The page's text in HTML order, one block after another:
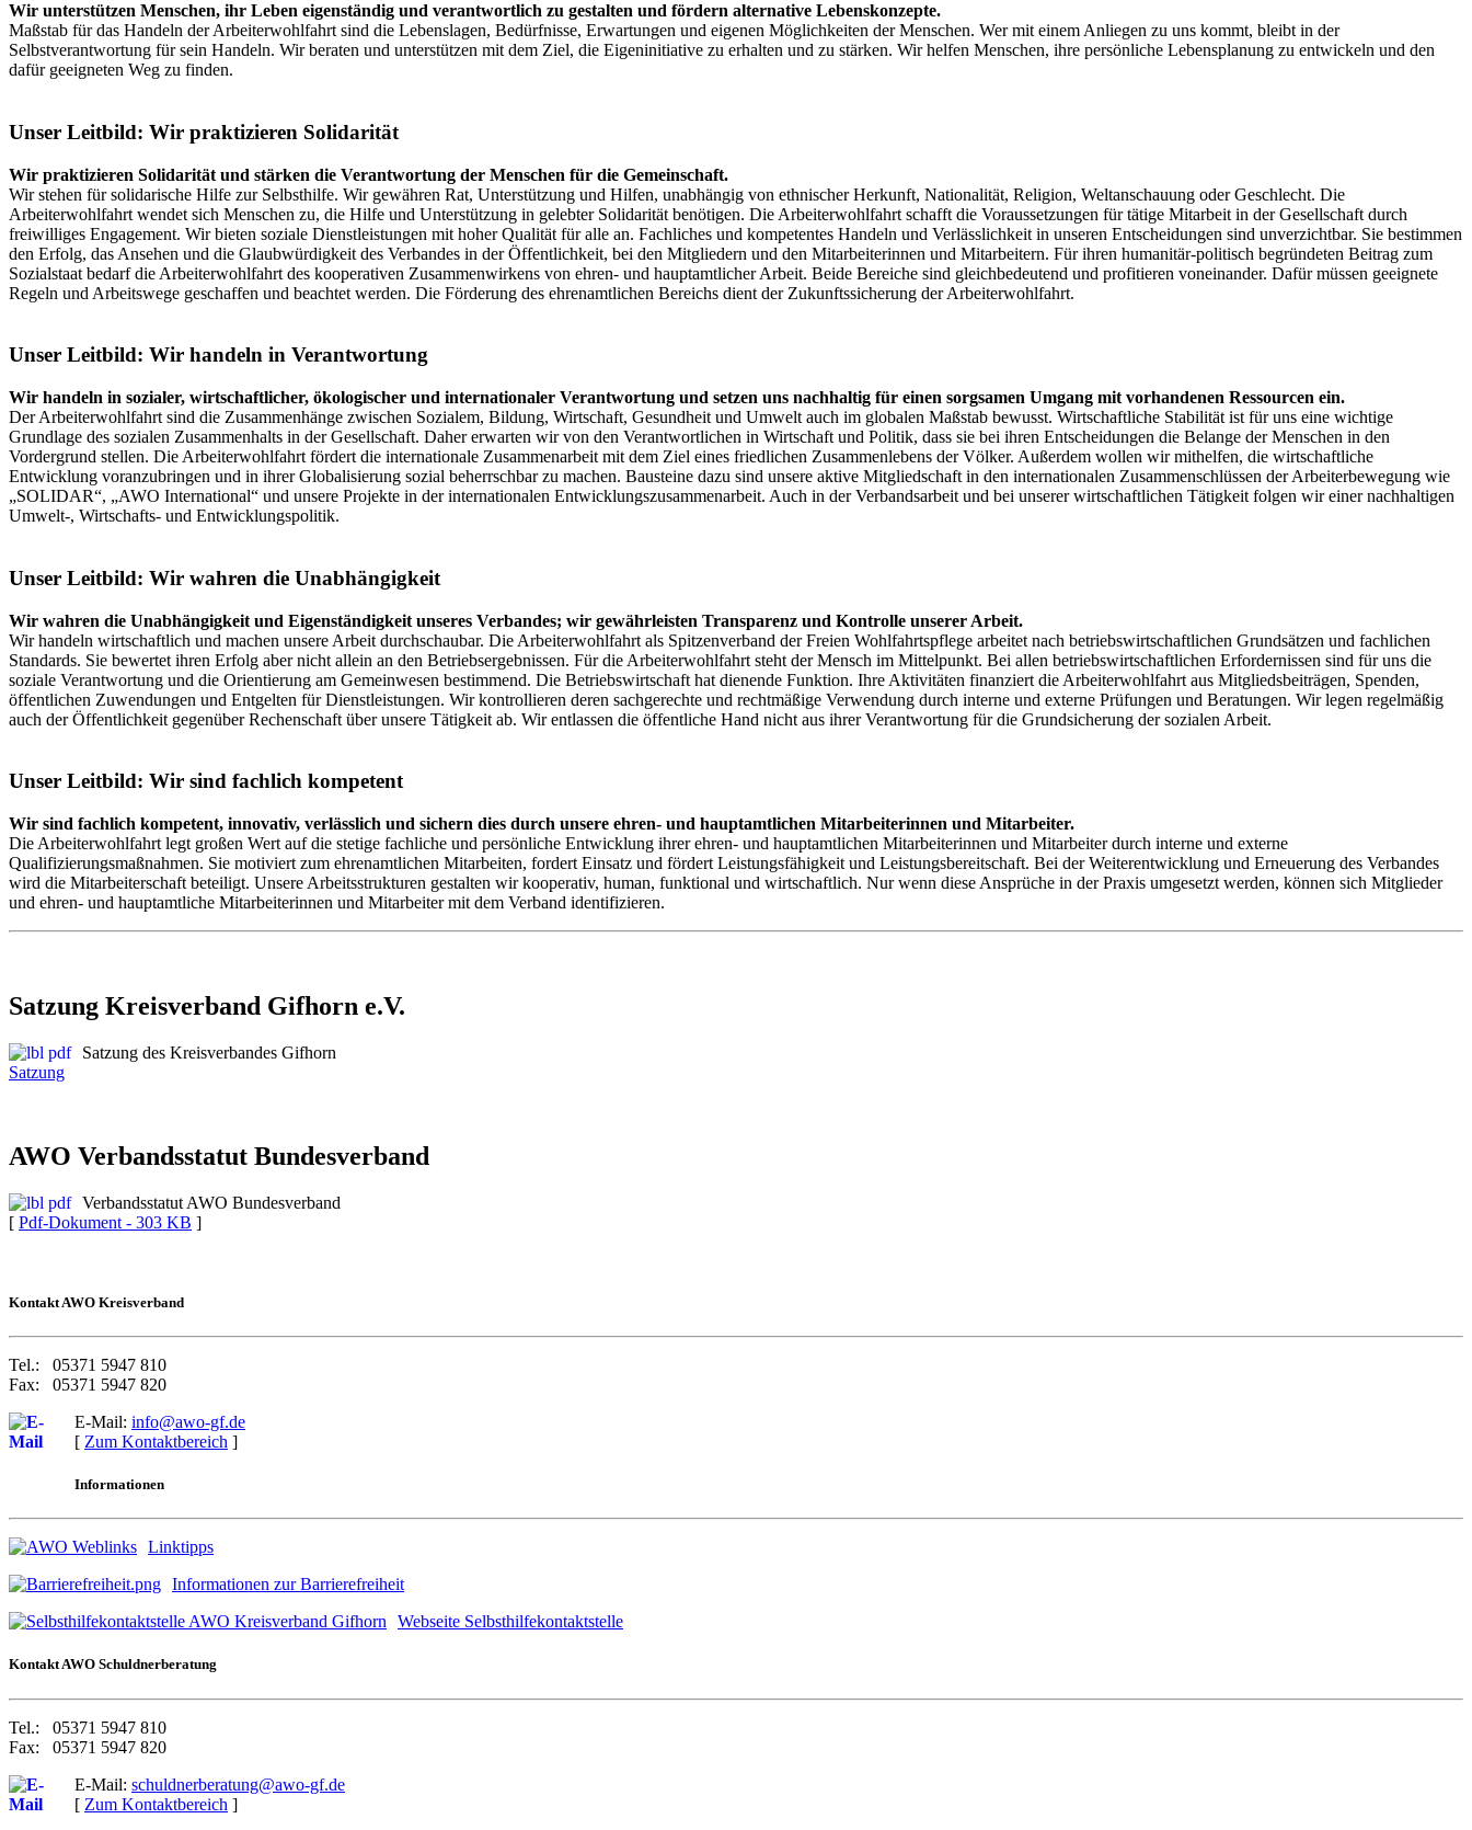
Wir unterstützen Menschen, ihr Leben eigenständig und verantwortlich zu gestalten und fördern alternative Lebenskonzepte.
Maßstab für das Handeln der Arbeiterwohlfahrt sind die Lebenslagen, Bedürfnisse, Erwartungen und eigenen Möglichkeiten der Menschen. Wer mit einem Anliegen zu uns kommt, bleibt in der
Selbstverantwortung für sein Handeln. Wir beraten und unterstützen mit dem Ziel, die Eigeninitiative zu erhalten und zu stärken. Wir helfen Menschen, ihre persönliche Lebensplanung zu entwickeln und den
dafür geeigneten Weg zu finden.
Unser Leitbild: Wir praktizieren Solidarität
Wir praktizieren Solidarität und stärken die Verantwortung der Menschen für die Gemeinschaft.
Wir stehen für solidarische Hilfe zur Selbsthilfe. Wir gewähren Rat, Unterstützung und Hilfen, unabhängig von ethnischer Herkunft, Nationalität, Religion, Weltanschauung oder Geschlecht. Die
Arbeiterwohlfahrt wendet sich Menschen zu, die Hilfe und Unterstützung in gelebter Solidarität benötigen. Die Arbeiterwohlfahrt schafft die Voraussetzungen für tätige Mitarbeit in der Gesellschaft durch
freiwilliges Engagement. Wir bieten soziale Dienstleistungen mit hoher Qualität für alle an. Fachliches und kompetentes Handeln und Verlässlichkeit in unseren Entscheidungen sind unverzichtbar. Sie bestimmen
den Erfolg, das Ansehen und die Glaubwürdigkeit des Verbandes in der Öffentlichkeit, bei den Mitgliedern und den Mitarbeiterinnen und Mitarbeitern. Für ihren humanitär-politisch begründeten Beitrag zum
Sozialstaat bedarf die Arbeiterwohlfahrt des kooperativen Zusammenwirkens von ehren- und hauptamtlicher Arbeit. Beide Bereiche sind gleichbedeutend und profitieren voneinander. Dafür müssen geeignete
Regeln und Arbeitswege geschaffen und beachtet werden. Die Förderung des ehrenamtlichen Bereichs dient der Zukunftssicherung der Arbeiterwohlfahrt.
Unser Leitbild: Wir handeln in Verantwortung
Wir handeln in sozialer, wirtschaftlicher, ökologischer und internationaler Verantwortung und setzen uns nachhaltig für einen sorgsamen Umgang mit vorhandenen Ressourcen ein.
Der Arbeiterwohlfahrt sind die Zusammenhänge zwischen Sozialem, Bildung, Wirtschaft, Gesundheit und Umwelt auch im globalen Maßstab bewusst. Wirtschaftliche Stabilität ist für uns eine wichtige
Grundlage des sozialen Zusammenhalts in der Gesellschaft. Daher erwarten wir von den Verantwortlichen in Wirtschaft und Politik, dass sie bei ihren Entscheidungen die Belange der Menschen in den
Vordergrund stellen. Die Arbeiterwohlfahrt fördert die internationale Zusammenarbeit mit dem Ziel eines friedlichen Zusammenlebens der Völker. Außerdem wollen wir mithelfen, die wirtschaftliche
Entwicklung voranzubringen und in ihrer Globalisierung sozial beherrschbar zu machen. Bausteine dazu sind unsere aktive Mitgliedschaft in den internationalen Zusammenschlüssen der Arbeiterbewegung wie
„SOLIDAR“, „AWO International“ und unsere Projekte in der internationalen Entwicklungszusammenarbeit. Auch in der Verbandsarbeit und bei unserer wirtschaftlichen Tätigkeit folgen wir einer nachhaltigen
Umwelt-, Wirtschafts- und Entwicklungspolitik.
Unser Leitbild: Wir wahren die Unabhängigkeit
Wir wahren die Unabhängigkeit und Eigenständigkeit unseres Verbandes; wir gewährleisten Transparenz und Kontrolle unserer Arbeit.
Wir handeln wirtschaftlich und machen unsere Arbeit durchschaubar. Die Arbeiterwohlfahrt als Spitzenverband der Freien Wohlfahrtspflege arbeitet nach betriebswirtschaftlichen Grundsätzen und fachlichen
Standards. Sie bewertet ihren Erfolg aber nicht allein an den Betriebsergebnissen. Für die Arbeiterwohlfahrt steht der Mensch im Mittelpunkt. Bei allen betriebswirtschaftlichen Erfordernissen sind für uns die
soziale Verantwortung und die Orientierung am Gemeinwesen bestimmend. Die Betriebswirtschaft hat dienende Funktion. Ihre Aktivitäten finanziert die Arbeiterwohlfahrt aus Mitgliedsbeiträgen, Spenden,
öffentlichen Zuwendungen und Entgelten für Dienstleistungen. Wir kontrollieren deren sachgerechte und rechtmäßige Verwendung durch interne und externe Prüfungen und Beratungen. Wir legen regelmäßig
auch der Öffentlichkeit gegenüber Rechenschaft über unsere Tätigkeit ab. Wir entlassen die öffentliche Hand nicht aus ihrer Verantwortung für die Grundsicherung der sozialen Arbeit.
Unser Leitbild: Wir sind fachlich kompetent
Wir sind fachlich kompetent, innovativ, verlässlich und sichern dies durch unsere ehren- und hauptamtlichen Mitarbeiterinnen und Mitarbeiter.
Die Arbeiterwohlfahrt legt großen Wert auf die stetige fachliche und persönliche Entwicklung ihrer ehren- und hauptamtlichen Mitarbeiterinnen und Mitarbeiter durch interne und externe
Qualifizierungsmaßnahmen. Sie motiviert zum ehrenamtlichen Mitarbeiten, fordert Einsatz und fördert Leistungsfähigkeit und Leistungsbereitschaft. Bei der Weiterentwicklung und Erneuerung des Verbandes
wird die Mitarbeiterschaft beteiligt. Unsere Arbeitsstrukturen gestalten wir kooperativ, human, funktional und wirtschaftlich. Nur wenn diese Ansprüche in der Praxis umgesetzt werden, können sich Mitglieder
und ehren- und hauptamtliche Mitarbeiterinnen und Mitarbeiter mit dem Verband identifizieren.
Satzung Kreisverband Gifhorn e.V.
Satzung des Kreisverbandes Gifhorn
Satzung
AWO Verbandsstatut Bundesverband
Verbandsstatut AWO Bundesverband
[ Pdf-Dokument - 303 KB ]
Kontakt AWO Kreisverband
Tel.: 05371 5947 810
Fax: 05371 5947 820
E-Mail: info@awo-gf.de
[ Zum Kontaktbereich ]
Informationen
Linktipps
Informationen zur Barrierefreiheit
Webseite Selbsthilfekontaktstelle
Kontakt AWO Schuldnerberatung
Tel.: 05371 5947 810
Fax: 05371 5947 820
E-Mail: schuldnerberatung@awo-gf.de
[ Zum Kontaktbereich ]